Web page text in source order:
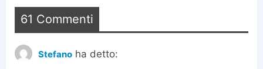
61 Commenti
Stefano ha detto: